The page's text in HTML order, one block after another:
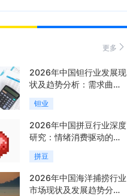
更多
2026年中国钽行业发展现
状及趋势分析：需求曲线
陡峭与供给曲线平缓的博
弈加剧「图」
钽业
2026年中国拼豆行业深度
研究：情绪消费驱动的新
兴手工赛道「图」
拼豆
2026年中国海洋捕捞行业
市场现状及发展趋势分